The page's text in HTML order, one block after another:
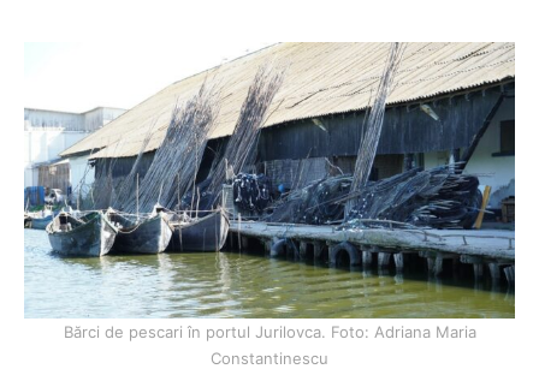
Bărci de pescari în portul Jurilovca. Foto: Adriana Maria
Constantinescu